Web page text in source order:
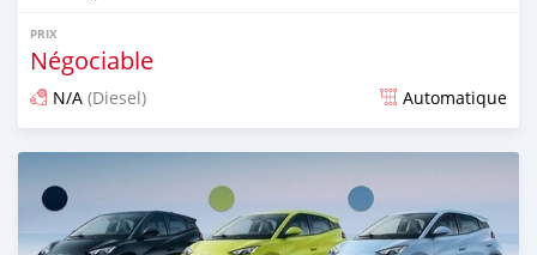
PRIX
Négociable
N/A (Diesel) Automatique
Publié il y a 9 jours